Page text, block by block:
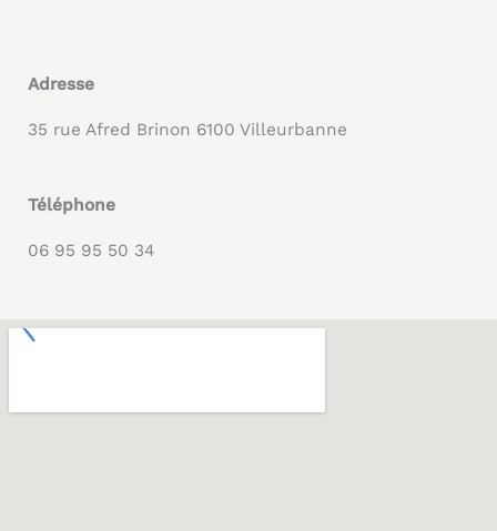
Adresse
35 rue Afred Brinon 6100 Villeurbanne
Téléphone
06 95 95 50 34